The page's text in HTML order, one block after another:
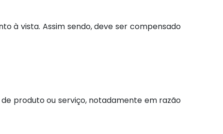
à vista. Assim sendo, deve ser compensado
produto ou serviço, notadamente em razão